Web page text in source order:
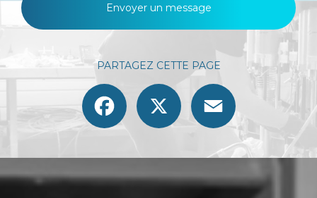
Envoyer un message
PARTAGEZ CETTE PAGE
Facebook